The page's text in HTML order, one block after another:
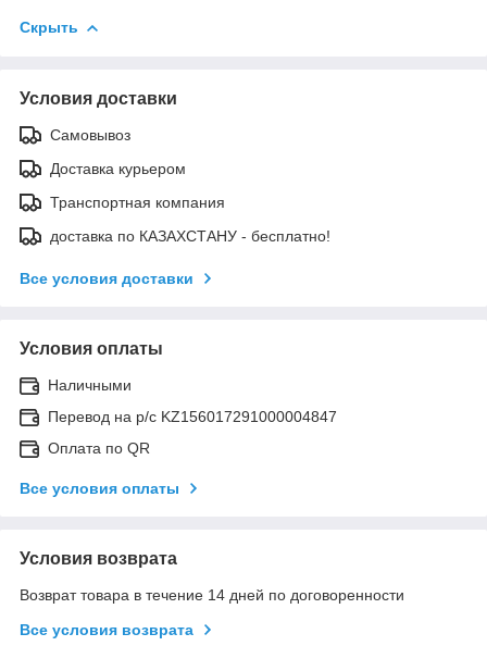
Скрыть
Условия доставки
Самовывоз
Доставка курьером
Транспортная компания
доставка по КАЗАХСТАНУ - бесплатно!
Все условия доставки
Условия оплаты
Наличными
Перевод на р/с KZ156017291000004847
Оплата по QR
Все условия оплаты
Условия возврата
Возврат товара в течение 14 дней по договоренности
Все условия возврата